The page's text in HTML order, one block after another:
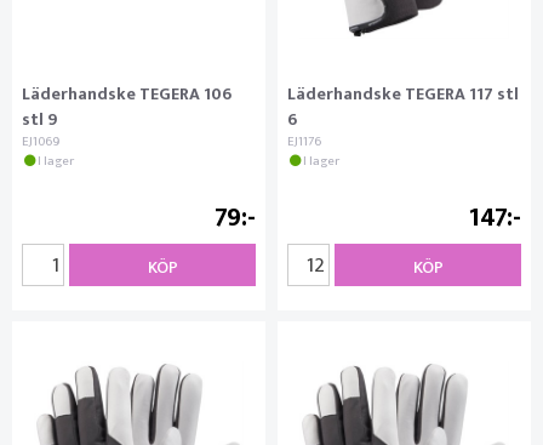
Läderhandske TEGERA 106
stl 9
EJ1069
I lager
79
KÖP
Läderhandske TEGERA 117 stl
6
EJ1176
I lager
147
KÖP